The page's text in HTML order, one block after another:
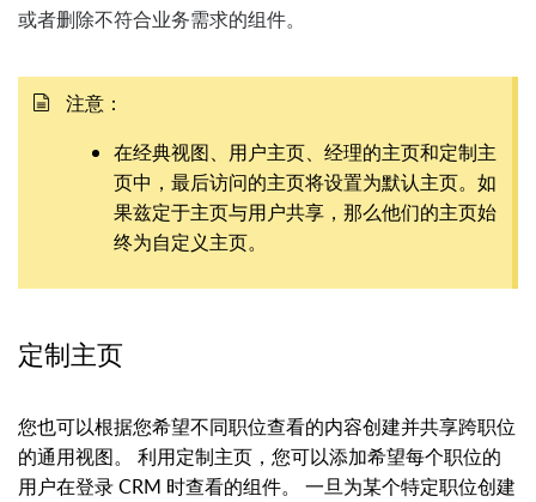
或者删除不符合业务需求的组件。
注意：
在经典视图、用户主页、经理的主页和定制主
页中，最后访问的主页将设置为默认主页。如
果兹定于主页与用户共享，那么他们的主页始
终为自定义主页。
定制主页
您也可以根据您希望不同职位查看的内容创建并共享跨职位
的通用视图。 利用定制主页，您可以添加希望每个职位的
用户在登录 CRM 时查看的组件。 一旦为某个特定职位创建